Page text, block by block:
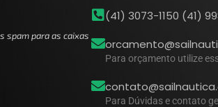
spam para as caixas
(41) 3073-1150 (41)
Para orçamento utilize
Para Dúvidas e contato